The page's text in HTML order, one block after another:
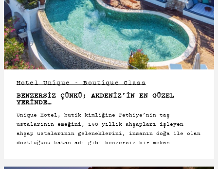
Hotel Unique - Boutique Class
BENZERSIZ ÇÜNKÜ; AKDENIZ’IN EN GÜZEL
YERINDE…
Unique Hotel, butik kimliğine Fethiye’nin taş
ustalarının emeğini, 150 yıllık ahşapları işleyen
ahşap ustalarının geleneklerini, insanın doğa ile olan
dostluğunu katan adı gibi benzersiz bir mekan.